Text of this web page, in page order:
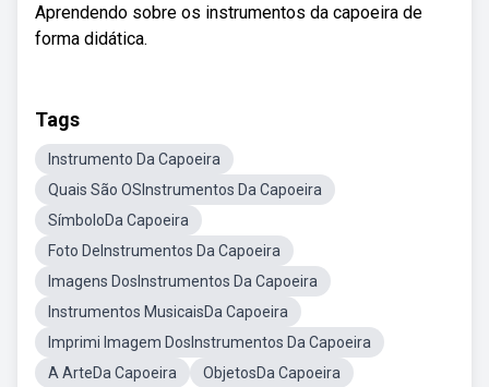
Aprendendo sobre os instrumentos da capoeira de
forma didática.
Tags
Instrumento Da Capoeira
Quais São OSInstrumentos Da Capoeira
SímboloDa Capoeira
Foto DeInstrumentos Da Capoeira
Imagens DosInstrumentos Da Capoeira
Instrumentos MusicaisDa Capoeira
Imprimi Imagem DosInstrumentos Da Capoeira
A ArteDa Capoeira
ObjetosDa Capoeira